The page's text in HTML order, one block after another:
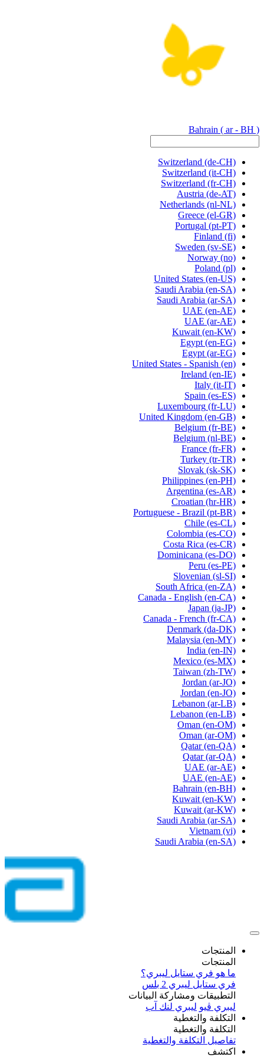
Bahrain ( ar - BH )
Switzerland (de-CH)
Switzerland (it-CH)
Switzerland (fr-CH)
Austria (de-AT)
Netherlands (nl-NL)
Greece (el-GR)
Portugal (pt-PT)
Finland (fi)
Sweden (sv-SE)
Norway (no)
Poland (pl)
United States (en-US)
Saudi Arabia (en-SA)
Saudi Arabia (ar-SA)
UAE (en-AE)
UAE (ar-AE)
Kuwait (en-KW)
Egypt (en-EG)
Egypt (ar-EG)
United States - Spanish (en)
Ireland (en-IE)
Italy (it-IT)
Spain (es-ES)
Luxembourg (fr-LU)
United Kingdom (en-GB)
Belgium (fr-BE)
Belgium (nl-BE)
France (fr-FR)
Turkey (tr-TR)
Slovak (sk-SK)
Philippines (en-PH)
Argentina (es-AR)
Croatian (hr-HR)
Portuguese - Brazil (pt-BR)
Chile (es-CL)
Colombia (es-CO)
Costa Rica (es-CR)
Dominicana (es-DO)
Peru (es-PE)
Slovenian (sl-SI)
South Africa (en-ZA)
Canada - English (en-CA)
Japan (ja-JP)
Canada - French (fr-CA)
Denmark (da-DK)
Malaysia (en-MY)
India (en-IN)
Mexico (es-MX)
Taiwan (zh-TW)
Jordan (ar-JO)
Jordan (en-JO)
Lebanon (ar-LB)
Lebanon (en-LB)
Oman (en-OM)
Oman (ar-OM)
Qatar (en-QA)
Qatar (ar-QA)
UAE (ar-AE)
UAE (en-AE)
Bahrain (en-BH)
Kuwait (en-KW)
Kuwait (ar-KW)
Saudi Arabia (ar-SA)
Vietnam (vi)
Saudi Arabia (en-SA)
المنتجات
المنتجات
ما هو فري ستايل ليبري؟
فري ستايل ليبري 2 بلس​
التطبيقات ومشاركة البيانات
ليبري ڤيو ليبري لنك آب
التكلفة والتغطية
التكلفة والتغطية
تفاصيل التكلفة والتغطية
اكتشف​